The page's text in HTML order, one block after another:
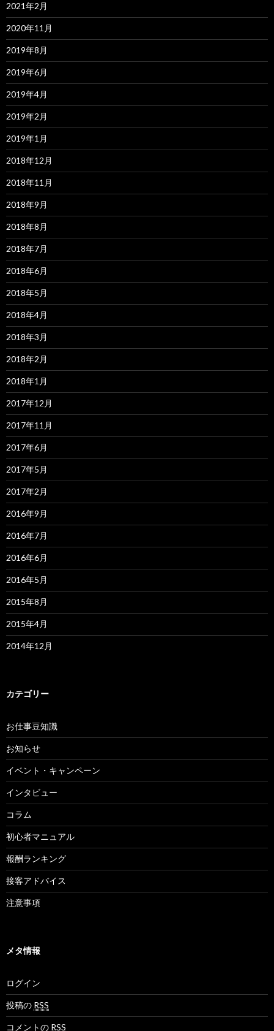
2021年2月
2020年11月
2019年8月
2019年6月
2019年4月
2019年2月
2019年1月
2018年12月
2018年11月
2018年9月
2018年8月
2018年7月
2018年6月
2018年5月
2018年4月
2018年3月
2018年2月
2018年1月
2017年12月
2017年11月
2017年6月
2017年5月
2017年2月
2016年9月
2016年7月
2016年6月
2016年5月
2015年8月
2015年4月
2014年12月
カテゴリー
お仕事豆知識
お知らせ
イベント・キャンペーン
インタビュー
コラム
初心者マニュアル
報酬ランキング
接客アドバイス
注意事項
メタ情報
ログイン
投稿の RSS
コメントの RSS